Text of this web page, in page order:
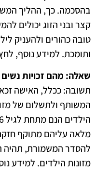
בהסכמה. כך, ההליך
קצר ובני הזוג יכולים
טובה כהורים ולהעניק
ותומכת. למידע נוסף,
שאלה: מהם זכויות נשים
תשובה: ככלל, האישה
המשותף ולתשלום של
מלאה עליהם מתוקף
להסדר המשמורת, תהיה
מזונות הילדים. למידע